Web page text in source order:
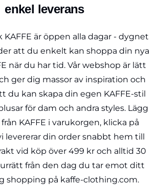
enkel leverans
är öppen alla dagar - dygnet
att du enkelt kan shoppa din nya
när du har tid. Vår webshop är lätt
ger dig massor av inspiration och
du kan skapa din egen KAFFE-stil
för dam och andra styles. Lägg
KAFFE i varukorgen, klicka på
levererar din order snabbt hem till
vid köp över 499 kr och alltid 30
från den dag du tar emot ditt
shopping på kaffe-clothing.com.